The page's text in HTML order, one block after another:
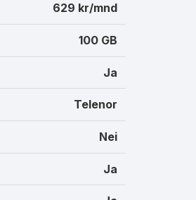
629 kr/mnd
100 GB
Ja
Telenor
Nei
Ja